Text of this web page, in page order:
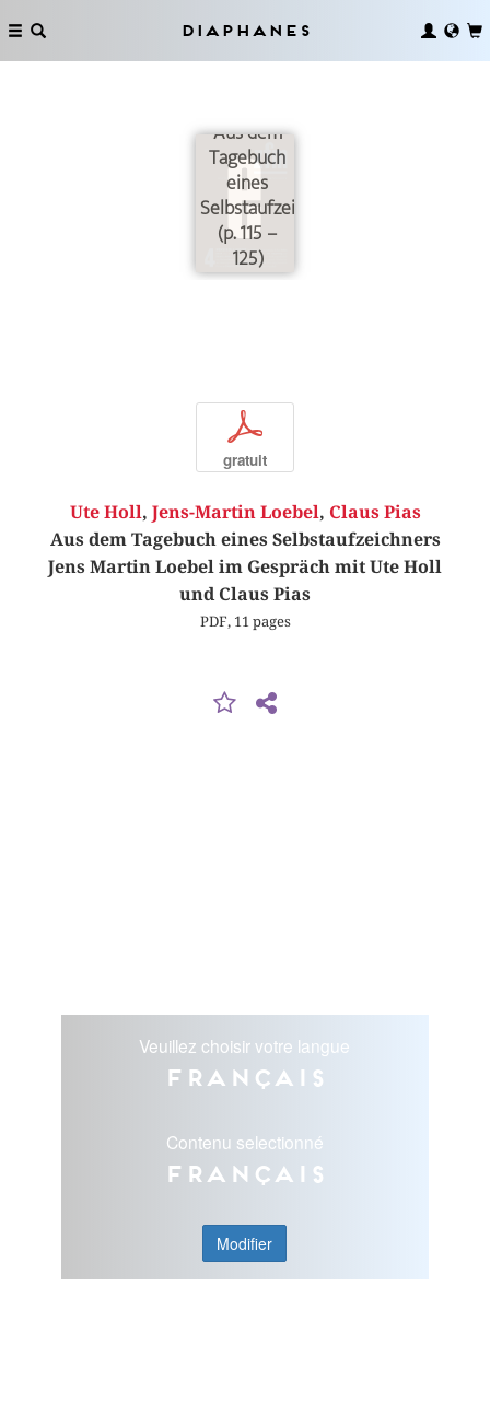
Diaphanes
Aus dem
Tagebuch
eines
Selbstaufzeichners
(p. 115 –
125)
p
gratuit
Ute Holl, Jens-Martin Loebel, Claus Pias
Aus dem Tagebuch eines Selbstaufzeichners
Jens Martin Loebel im Gespräch mit Ute Holl
und Claus Pias
PDF, 11 pages
Veuillez choisir votre langue
Français
Contenu selectionné
Français
Modifier